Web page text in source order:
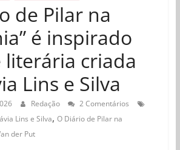
de Pilar na
é inspirado
literária criada
Lins e Silva
Redação
2 Comentários
Lins e Silva, O Diário de Pilar na
der Put